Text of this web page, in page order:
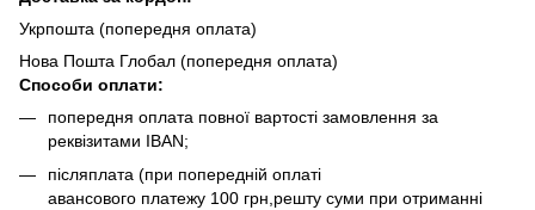
Укрпошта (попередня оплата)
Нова Пошта Глобал (попередня оплата)
Способи оплати:
попередня оплата повної вартості замовлення за
реквізитами IBAN;
післяплата (при попередній оплаті
авансового платежу 100 грн,решту суми при отриманні